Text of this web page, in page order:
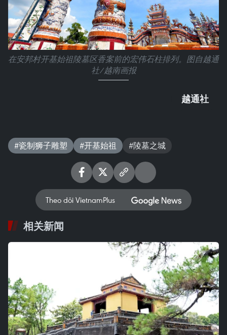
在安邦村开基始祖陵墓区香案前的宏伟石柱排列。图自越通
社/越南画报
越通社
#瓷制狮子雕塑 #开基始祖 #陵墓之城
Theo dõi VietnamPlus
相关新闻